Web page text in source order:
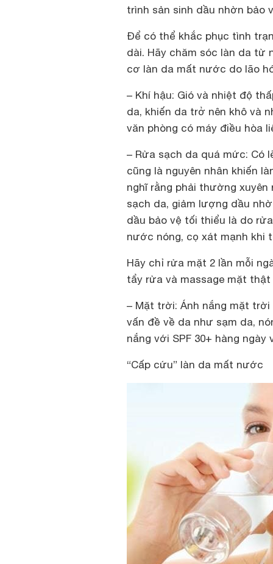
trình sản sinh dầu nhờn bảo
Để có thể khắc phục tình
dài. Hãy chăm sóc làn da từ
cơ làn da mất nước do lão
– Khí hậu: Gió và nhiệt độ
da, khiến da trở nên khô và
văn phòng có máy điều hòa
– Rửa sạch da quá mức: Có
cũng là nguyên nhân khiến
nghĩ rằng phải thường
sạch da, giảm lượng dầu
dầu bảo vệ tối thiểu là do
nước nóng, cọ xát mạnh khi
Hãy chỉ rửa mặt 2 lần mỗi
tẩy rửa và massage mặt
– Mặt trời: Ánh nắng mặt trời
vấn đề về da như sạm da,
nắng với SPF 30+ hàng
“Cấp cứu” làn da mất nước